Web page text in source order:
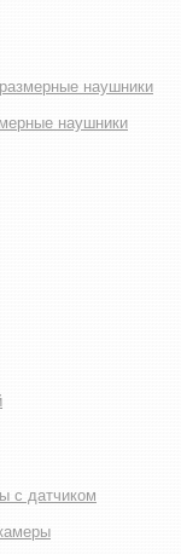
наушники
наушники
с датчиком